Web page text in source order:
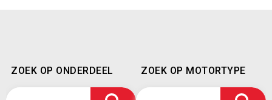
ZOEK OP ONDERDEEL ZOEK OP MOTORTYPE